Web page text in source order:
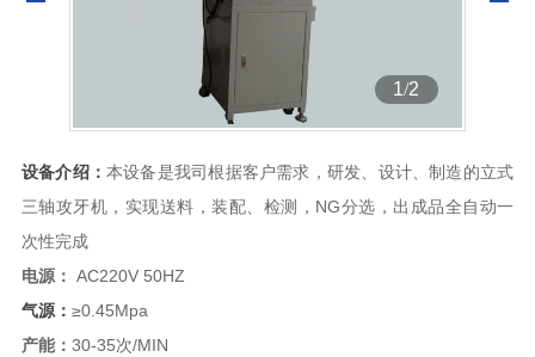
1/2
设备介绍：本设备是我司根据客户需求，研发、设计、制造的立式
三轴攻牙机，实现送料，装配、检测，NG分选，出成品全自动一
次性完成
电源： AC220V 50HZ
气源： ≥0.45Mpa
产能： 30-35次/MIN